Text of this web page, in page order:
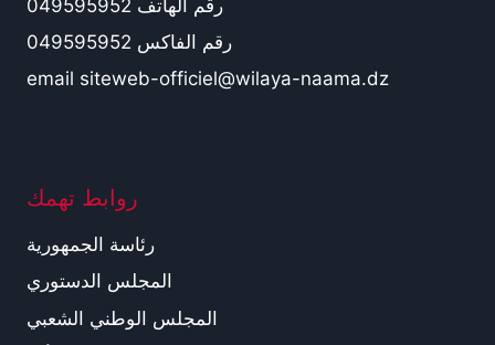
رقم الهاتف 049595952
رقم الفاكس 049595952
email siteweb-officiel@wilaya-naama.dz
روابط تهمك
رئاسة الجمهورية
المجلس الدستوري
المجلس الوطني الشعبي